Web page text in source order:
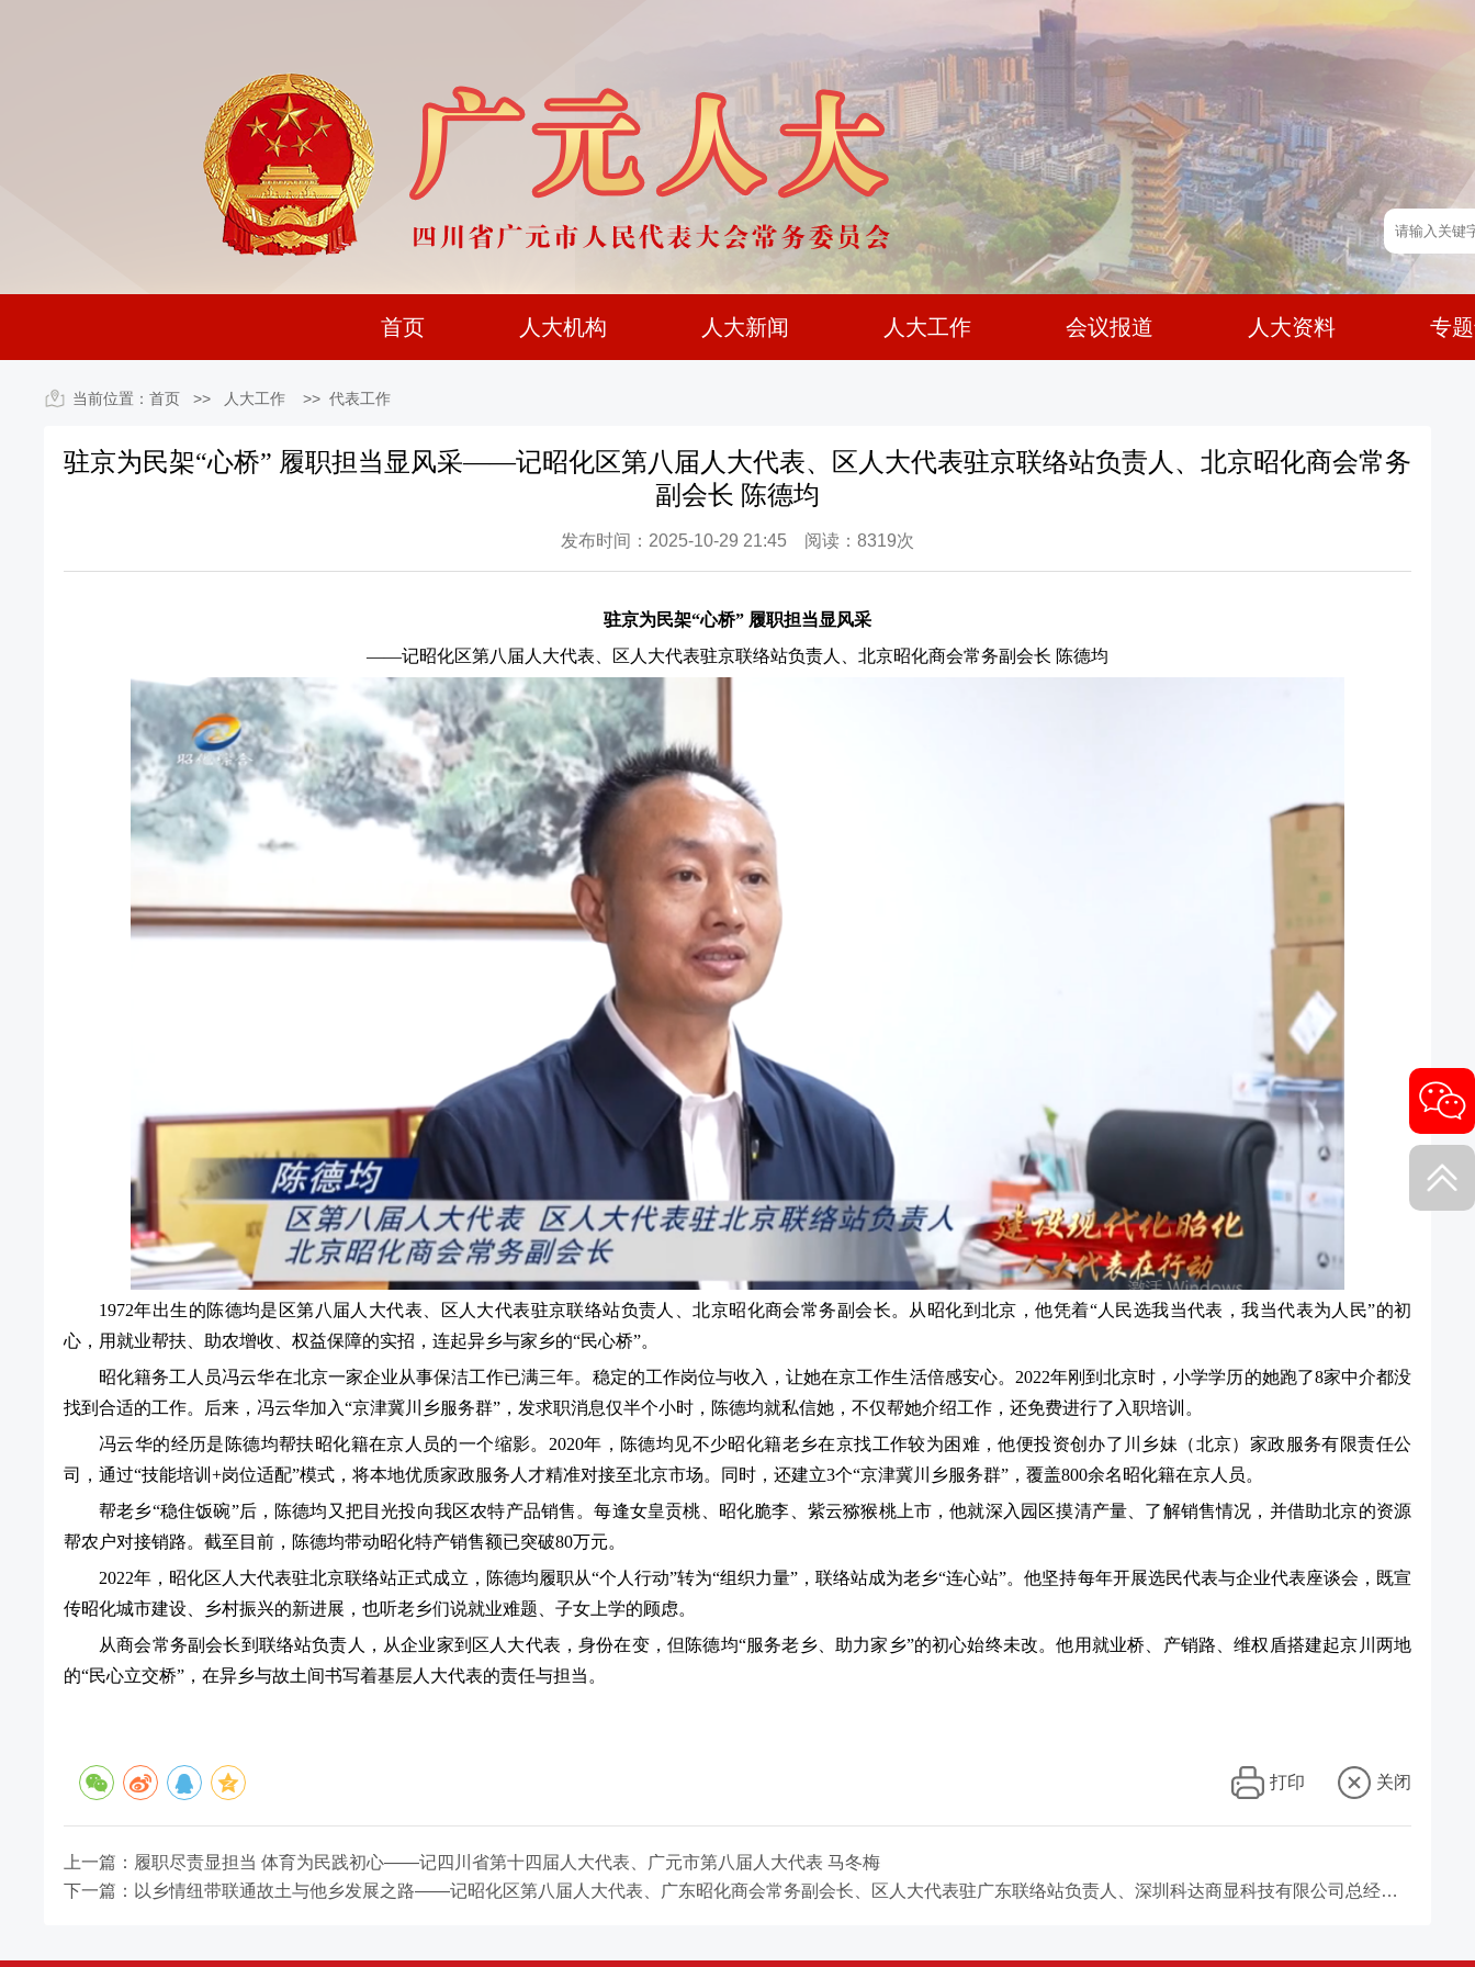
首页 人大机构 人大新闻 人大工作 会议报道 人大资料 专
当前位置： 首页 >> 人大工作 >> 代表工作
驻京为民架“心桥” 履职担当显风采——记昭化区第八届人大代表、区人大代表驻京联络站负责人、北京昭化商会常务
副会长 陈德均
发布时间：2025-10-29 21:45 阅读：8319次
驻京为民架“心桥” 履职担当显风采
——记昭化区第八届人大代表、区人大代表驻京联络站负责人、北京昭化商会常务副会长 陈德均
1972年出生的陈德均是区第八届人大代表、区人大代表驻京联络站负责人、北京昭化商会常务副会长。从昭化到北京，他凭着“人民选我当代表，我当代表为人民”的初
心，用就业帮扶、助农增收、权益保障的实招，连起异乡与家乡的“民心桥”。
昭化籍务工人员冯云华在北京一家企业从事保洁工作已满三年。稳定的工作岗位与收入，让她在京工作生活倍感安心。2022年刚到北京时，小学学历的她跑了8家中介都没
找到合适的工作。后来，冯云华加入“京津冀川乡服务群”，发求职消息仅半个小时，陈德均就私信她，不仅帮她介绍工作，还免费进行了入职培训。
冯云华的经历是陈德均帮扶昭化籍在京人员的一个缩影。2020年，陈德均见不少昭化籍老乡在京找工作较为困难，他便投资创办了川乡妹（北京）家政服务有限责任公
司，通过“技能培训+岗位适配”模式，将本地优质家政服务人才精准对接至北京市场。同时，还建立3个“京津冀川乡服务群”，覆盖800余名昭化籍在京人员。
帮老乡“稳住饭碗”后，陈德均又把目光投向我区农特产品销售。每逢女皇贡桃、昭化脆李、紫云猕猴桃上市，他就深入园区摸清产量、了解销售情况，并借助北京的资源
帮农户对接销路。截至目前，陈德均带动昭化特产销售额已突破80万元。
2022年，昭化区人大代表驻北京联络站正式成立，陈德均履职从“个人行动”转为“组织力量”，联络站成为老乡“连心站”。他坚持每年开展选民代表与企业代表座谈会，既宣
传昭化城市建设、乡村振兴的新进展，也听老乡们说就业难题、子女上学的顾虑。
从商会常务副会长到联络站负责人，从企业家到区人大代表，身份在变，但陈德均“服务老乡、助力家乡”的初心始终未改。他用就业桥、产销路、维权盾搭建起京川两地
的“民心立交桥”，在异乡与故土间书写着基层人大代表的责任与担当。
打印 关闭
上一篇：履职尽责显担当 体育为民践初心——记四川省第十四届人大代表、广元市第八届人大代表 马冬梅
下一篇：以乡情纽带联通故土与他乡发展之路——记昭化区第八届人大代表、广东昭化商会常务副会长、区人大代表驻广东联络站负责人、深圳科达商显科技有限公司总经理李雪强